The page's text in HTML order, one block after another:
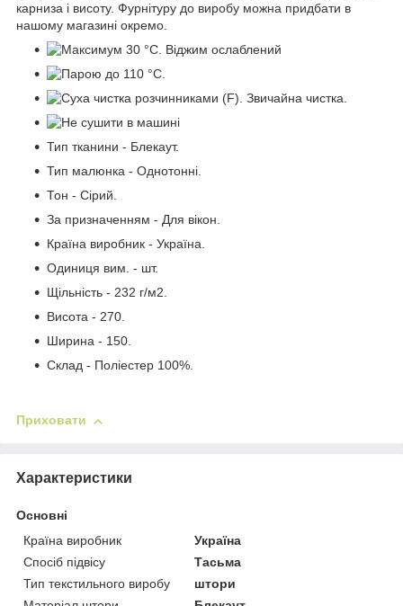
карниза і висоту. Фурнітуру до виробу можна придбати в
нашому магазині окремо.
Тип тканини - Блекаут.
Тип малюнка - Однотонні.
Тон - Сірий.
За призначенням - Для вікон.
Країна виробник - Україна.
Одиниця вим. - шт.
Щільність - 232 г/м2.
Висота - 270.
Ширина - 150.
Склад - Поліестер 100%.
Приховати
Характеристики
Основні
Країна виробник
Україна
Спосіб підвісу
Тасьма
Тип текстильного виробу
штори